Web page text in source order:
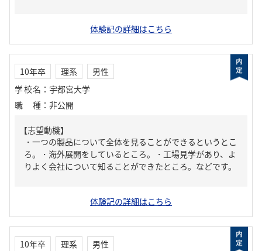
体験記の詳細はこちら
10年卒 理系
男性
学校名 ： 宇都宮大学
職種 ： 非公開
【志望動機】
・一つの製品について全体を見ることができるというとこ
ろ。・海外展開をしているところ。・工場見学があり、よ
りよく会社について知ることができたところ。などです。
体験記の詳細はこちら
10年卒 理系
男性